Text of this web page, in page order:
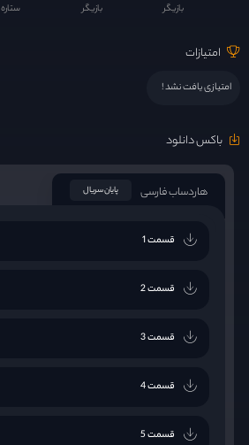
بازیگر بازیگر ستاره
امتیازات
امتیازی یافت نشد !
باکس دانلود
هاردساب فارسی پایان سریال
قسمت 1
قسمت 2
قسمت 3
قسمت 4
قسمت 5